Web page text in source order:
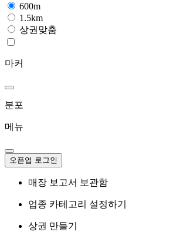
600m
1.5km
상권맞춤
마커
분포
메뉴
오픈업 로그인
매장 보고서 보관함
업종 카테고리 설정하기
상권 만들기